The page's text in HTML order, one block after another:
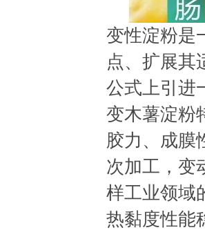
变性淀粉是
点、扩展其
公式上引进
变木薯淀粉
胶力、成膜
次加工，变
样工业领域
热黏度性能